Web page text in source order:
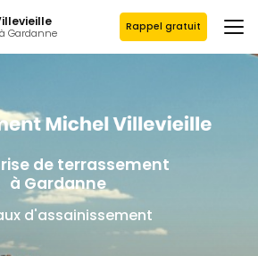
Gardanne Rappel gratuit
de terrassement
à Gardanne
d'assainissement